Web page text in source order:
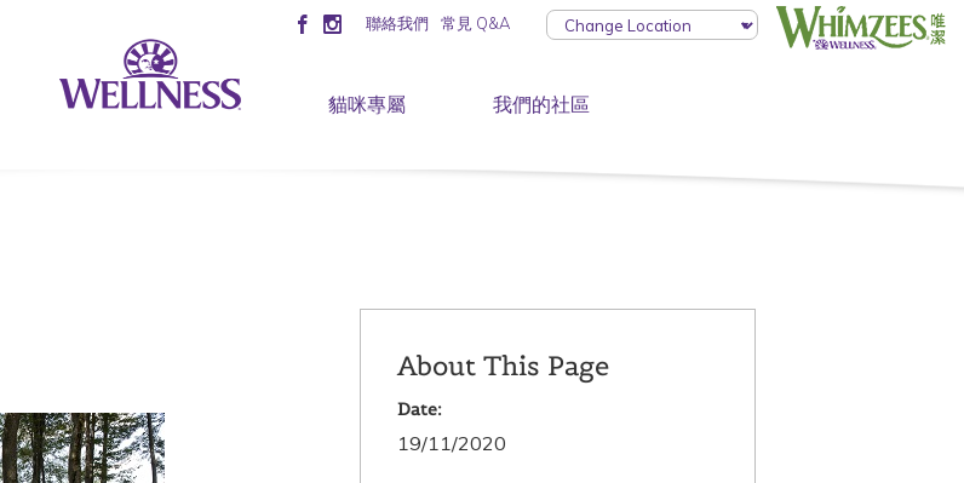
聯絡我們 常見 Q&A
貓咪專屬 我們的社區
About This Page
Date:
19/11/2020